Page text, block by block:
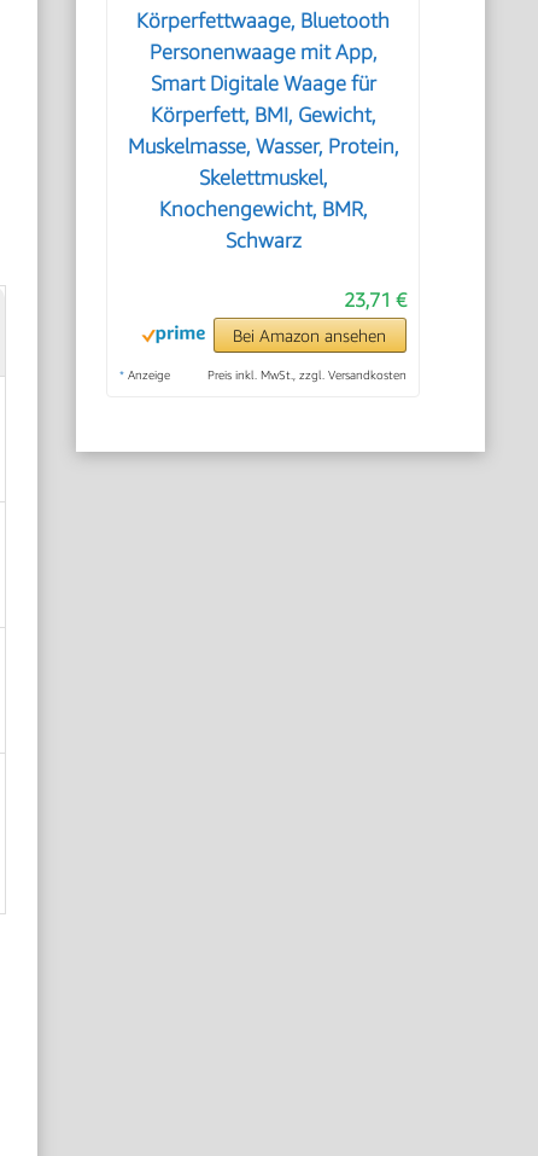
Körperfettwaage, Bluetooth
Personenwaage mit App,
Smart Digitale Waage für
Körperfett, BMI, Gewicht,
Muskelmasse, Wasser, Protein,
Skelettmuskel,
Knochengewicht, BMR,
Schwarz
23,71 €
Bei Amazon ansehen
* Anzeige Preis inkl. MwSt., zzgl. Versandkosten